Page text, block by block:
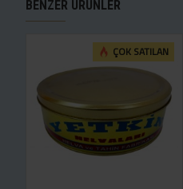
BENZER ÜRÜNLER
ÇOK SATILAN